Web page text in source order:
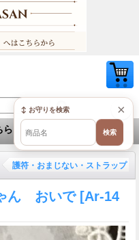
ら お問い合せ
護符・おまじない・ストラップ
ん おいで [Ar-14
×
↕ お守りを検索
検索